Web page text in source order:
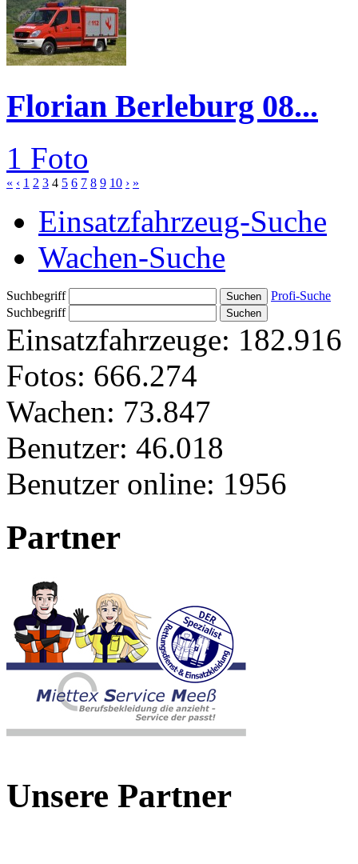
Florian Berleburg 08...
1 Foto
« ‹ 1 2 3 4 5 6 7 8 9 10 › »
Einsatzfahrzeug-Suche
Wachen-Suche
Suchbegriff
Profi-Suche
Suchbegriff
Einsatzfahrzeuge: 182.916
Fotos: 666.274
Wachen: 73.847
Benutzer: 46.018
Benutzer online: 1956
Partner
Unsere Partner